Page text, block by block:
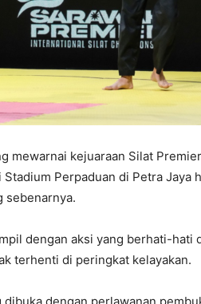
mewarnai kejuaraan Silat
Perpaduan di Petra Jaya
sebenarnya.
dengan aksi yang berhati-hati
terhenti di peringkat kelayakan.